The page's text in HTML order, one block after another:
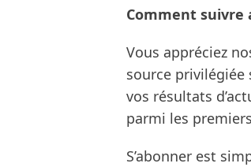
Comment suivre
Vous appréciez
source privilégiée
vos résultats
parmi les
S’abonner est